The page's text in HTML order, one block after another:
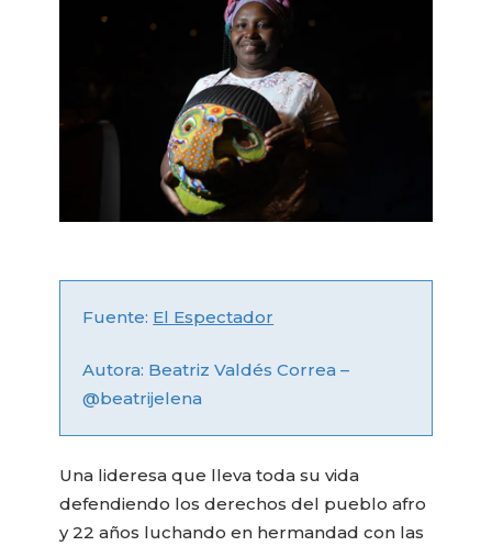
Fuente: El Espectador
Autora: Beatriz Valdés Correa –
@beatrijelena
Una lideresa que lleva toda su vida
defendiendo los derechos del pueblo afro
y 22 años luchando en hermandad con las